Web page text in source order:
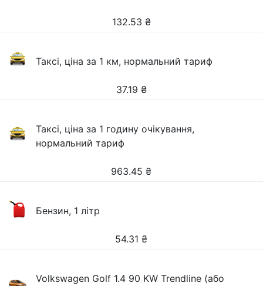
132.53 ₴
Таксі, ціна за 1 км, нормальний тариф
37.19 ₴
Таксі, ціна за 1 годину очікування,
нормальний тариф
963.45 ₴
Бензин, 1 літр
54.31 ₴
Volkswagen Golf 1.4 90 KW Trendline (або